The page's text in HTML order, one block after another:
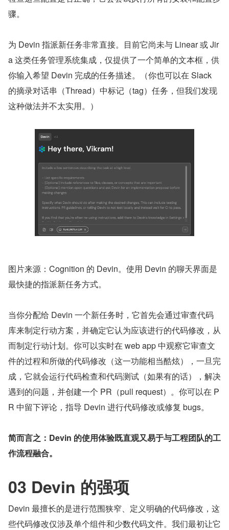
骤。
为 Devin 指派新任务非常直接。目前它尚未与 Linear 或 Jir
a 这类任务管理系统集成，仅提供了一个简单的文本框，供
你输入希望 Devin 完成的任务描述。（你也可以在 Slack
的摘录对话串（Thread）中标记（tag）任务，但我们发现
这种做法并不太实用。）
图片来源：Cognition 的 Devin。使用 Devin 的聊天界面是
最快捷的指派新任务方式。
当你分配给 Devin 一个新任务时，它首先会通过审查代码
库来制定行动方案，并确定它认为应该进行的代码修改，从
而制定行动计划。你可以实时在 web app 中观察它审查文
件的过程和所做的代码修改（这一功能相当酷炫），一旦完
成，它就会运行代码检查和代码测试（如果有的话），解决
遇到的问题，并创建一个 PR（pull request）。你可以在 P
R 中留下评论，指导 Devin 进行代码修改或修复 bugs。
简而言之：Devin 的使用体验既直观又易于与工程团队的工
作流程融合。
03 Devin 的强项
Devin 最擅长的是进行范围狭窄、定义明确的代码修改，这
些代码修改仅涉及单个组件和少数代码文件。我们最初让它